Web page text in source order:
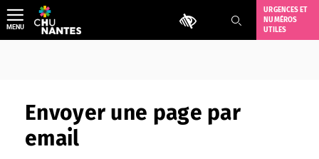
Aller
au
contenu
Outils d'accessibilité
URGENCES ET
NUMÉROS
UTILES
MENU
Envoyer une page par
email